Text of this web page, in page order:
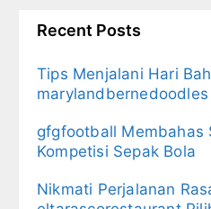
Recent Posts
Tips Menjalani Hari
marylandbernedoodles
gfgfootball Membahas
Kompetisi Sepak Bola
Nikmati Perjalanan